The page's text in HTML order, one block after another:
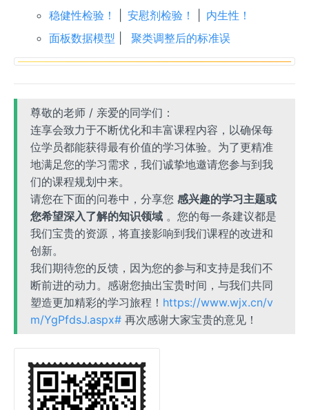
稳健性检验！
|安慰剂检验！
内生性！
面板数据模型 |聚类调整后的标准误
尊敬的老师 / 亲爱的同学们：
连享会致力于不断优化和丰富课程内容，以确保每
位学员都能获得最有价值的学习体验。为了更精准
地满足您的学习需求，我们诚挚地邀请您参与到我
们的课程规划中来。
请您在下面的问卷中，分享您感兴趣的学习主题或
您希望深入了解的知识领域 。您的每一条建议都是
我们宝贵的资源，将直接影响到我们课程的改进和
创新。
我们期待您的反馈，因为您的参与和支持是我们不
断前进的动力。感谢您抽出宝贵时间，与我们共同
塑造更加精彩的学习旅程！ https://www.wjx.cn/v
m/YgPfdsJ.aspx# 再次感谢大家宝贵的意见！